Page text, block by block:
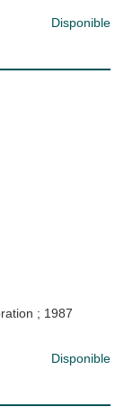
Disponible
; 1987
Disponible